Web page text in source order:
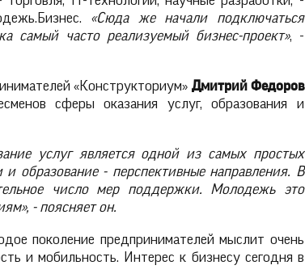
«Сюда же начали подключаться
самый часто реализуемый бизнес-проект», -
«Конструкториум» Дмитрий Федоров
сферы оказания услуг, образования и
услуг является одной из самых простых
образование - перспективные направления. В
число мер поддержки. Молодежь это
- поясняет он.
поколение предпринимателей мыслит очень
и мобильность. Интерес к бизнесу сегодня в